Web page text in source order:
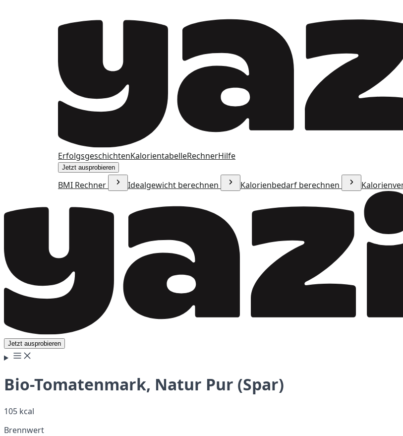
ErfolgsgeschichtenKalorientabelleRechnerHilfe
Jetzt ausprobieren
BMI Rechner Idealgewicht berechnen Kalorienbedarf berechnen
Jetzt ausprobieren
Bio-Tomatenmark, Natur Pur (Spar)
105 kcal
Brennwert